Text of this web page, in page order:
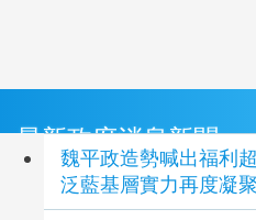
最新政府消息新聞
魏平政造勢喊出福利
泛藍基層實力再度凝聚